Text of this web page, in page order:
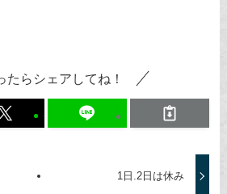
たらシェアしてね！
1日.2日は休み